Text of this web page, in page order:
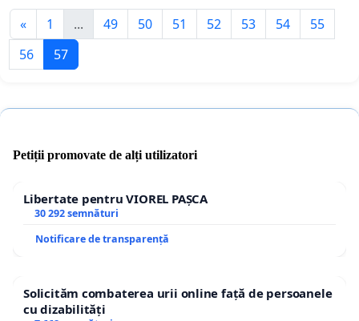
« 1 ... 49 50 51 52 53 54
55
56
57
Petiții promovate de alți utilizatori
Libertate pentru VIOREL PAȘCA
30 292 semnături
Notificare de transparență
Solicităm combaterea urii online față de persoanele
cu dizabilități